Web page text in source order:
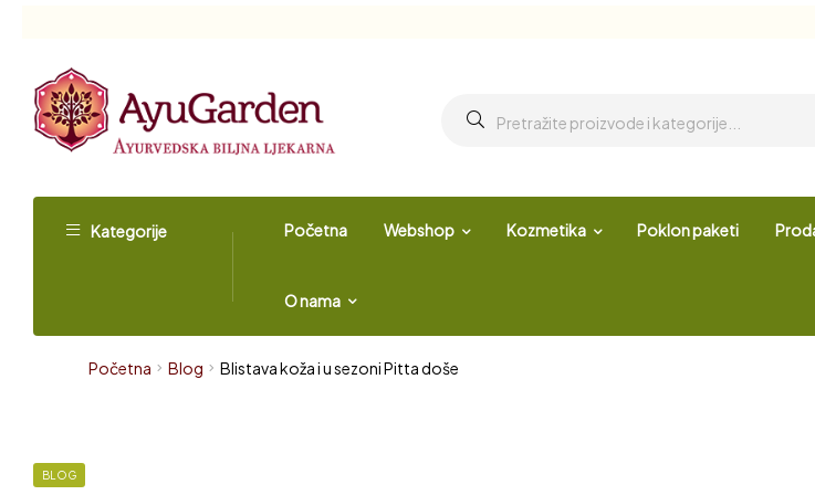
Kategorije Početna Webshop Kozmetika Poklon paketi
O nama
Početna Blog Blistava koža i u sezoni Pitta doše
BLOG